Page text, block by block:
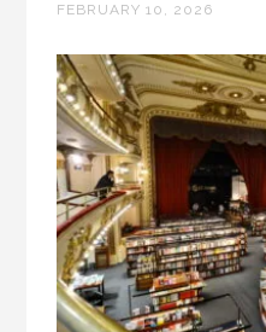
FEBRUARY 10, 2026